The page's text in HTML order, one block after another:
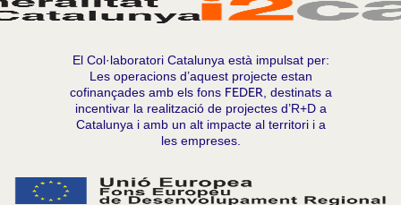
El Col·laboratori Catalunya està impulsat per:
Les operacions d’aquest projecte estan
cofinançades amb els fons FEDER , destinats a
incentivar la realització de projectes d’R+D a
Catalunya i amb un alt impacte al territori i a
les empreses.